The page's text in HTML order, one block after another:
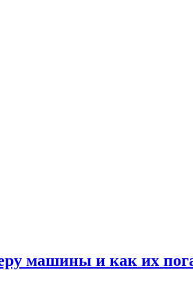
машины и как их